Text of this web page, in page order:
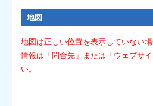
地図
地図は正しい位置を表示していない
情報は「問合先」または「ウェブサ
い。